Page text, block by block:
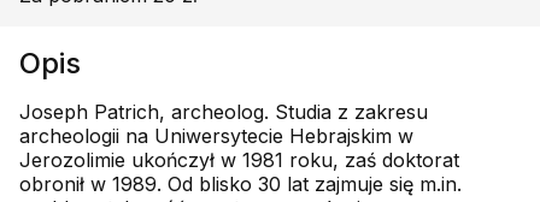
Opis
Joseph Patrich, archeolog. Studia z zakresu
archeologii na Uniwersytecie Hebrajskim w
Jerozolimie ukończył w 1981 roku, zaś doktorat
obronił w 1989. Od blisko 30 lat zajmuje się m.in.